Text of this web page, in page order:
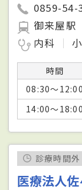
0859-54-
御来屋駅
内科
時間
08:30～12:00
14:00～18:00
診療時間外
医療法人